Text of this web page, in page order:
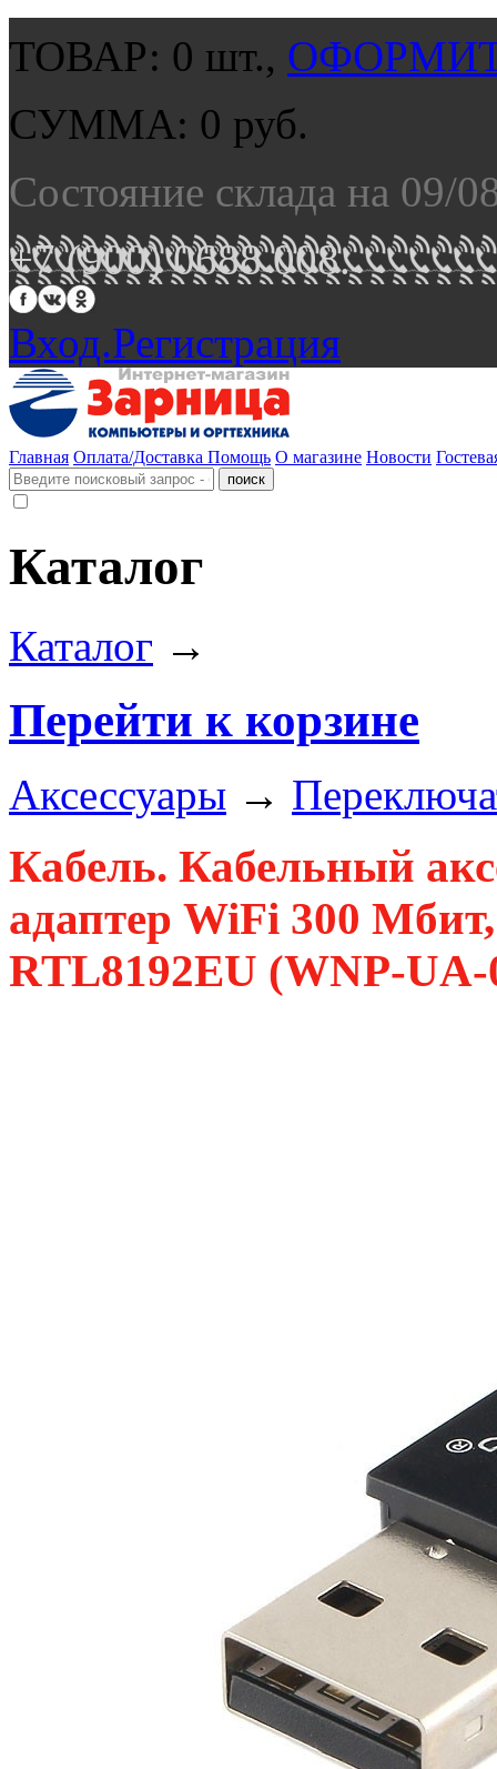
ТОВАР: 0 шт.,
СУММА: 0 руб.
Состояние склада на 09/
+7 (900) 0688 008.
Вход.Регистрация
Главная Оплата/Доставка Помощь О магазине Новости
Каталог
Каталог →
Перейти к корзине
Аксессуары →
Кабель. Кабельный
адаптер WiFi 300
RTL8192EU (WNP-UA-